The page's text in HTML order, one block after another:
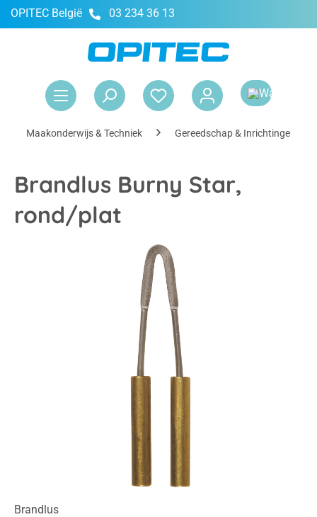
OPITEC België 03 234 36 13
Maakonderwijs & Techniek Gereedschap & Inrichtingen
Brandlus Burny Star,
rond/plat
Afbeeldingengalerij overslaan
Brandlus